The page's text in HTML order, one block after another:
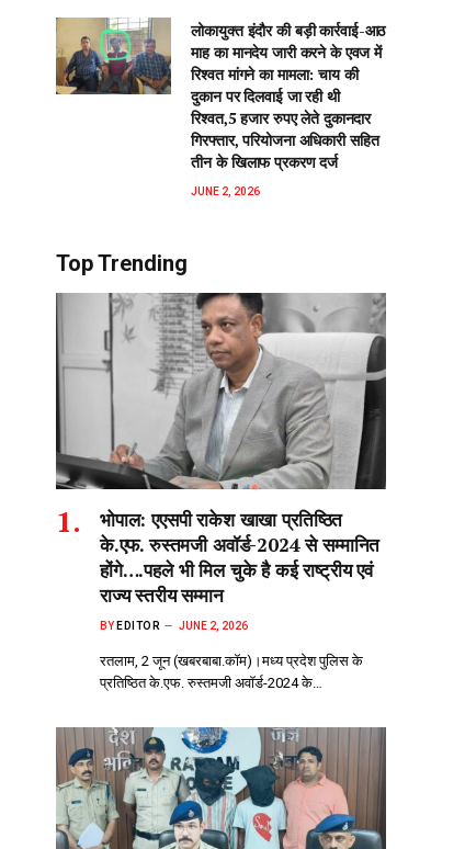
लोकायुक्त इंदौर की बड़ी कार्रवाई-आठ
माह का मानदेय जारी करने के एवज में
रिश्वत मांगने का मामला: चाय की
दुकान पर दिलवाई जा रही थी
रिश्वत,5 हजार रुपए लेते दुकानदार
गिरफ्तार, परियोजना अधिकारी सहित
तीन के खिलाफ प्रकरण दर्ज
JUNE 2, 2026
Top Trending
भोपाल: एएसपी राकेश‌ खाखा प्रतिष्ठित
के.एफ. रुस्तमजी अवॉर्ड-2024 से सम्मानित
होंगे….पहले भी मिल चुके है कई राष्ट्रीय एवं
राज्य स्तरीय सम्मान
BY EDITOR JUNE 2, 2026
रतलाम, 2 जून (खबरबाबा.कॉम)।मध्य प्रदेश पुलिस के
प्रतिष्ठित के.एफ. रुस्तमजी अवॉर्ड-2024 के…